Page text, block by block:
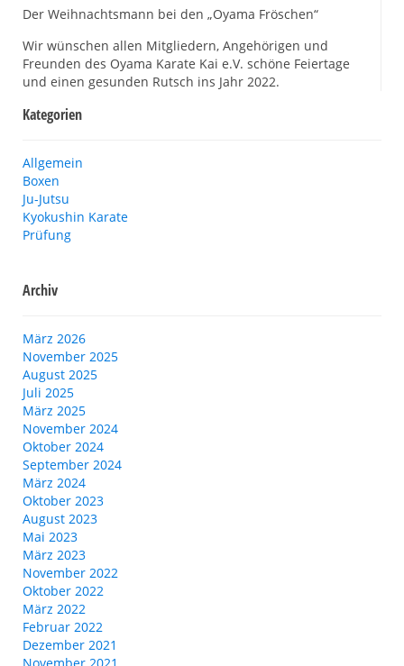
Der Weihnachtsmann bei den „Oyama Fröschen“
Wir wünschen allen Mitgliedern, Angehörigen und
Freunden des Oyama Karate Kai e.V. schöne Feiertage
und einen gesunden Rutsch ins Jahr 2022.
Kategorien
Allgemein
Boxen
Ju-Jutsu
Kyokushin Karate
Prüfung
Archiv
März 2026
November 2025
August 2025
Juli 2025
März 2025
November 2024
Oktober 2024
September 2024
März 2024
Oktober 2023
August 2023
Mai 2023
März 2023
November 2022
Oktober 2022
März 2022
Februar 2022
Dezember 2021